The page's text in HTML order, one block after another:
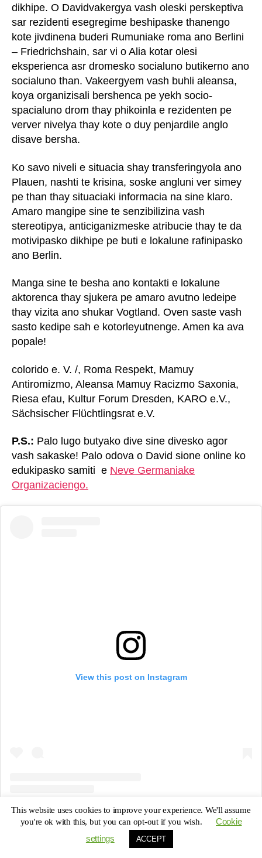
dikhipe. O Davidvakergya vash oleski perskeptiva
sar rezidenti esegregime beshipaske thanengo
kote jivdinena buderi Rumuniake roma ano Berlini
– Friedrichshain, sar vi o Alia kotar olesi
eksperienca asr dromesko socialuno butikerno ano
socialuno than. Vakeergyem vash buhli aleansa,
koya organizisali bershenca pe yekh socio-
spacialuno drom thay phikoinla e rezidenten pe
verver nivelya thay kote o duy penjardile anglo
disave bersha.
Ko savo niveli e situacia shay transferingyola ano
Plauen, nashti te krisina, soske angluni ver simey
pe than thay situaciaki informacia na sine klaro.
Amaro mangipe sine te senzibilizina vash
stereotipya, anticiganizmeske atribucie thay te da
motivipasko dikhipe pe buti e lokalune rafinipasko
ano Berlin.
Manga sine te besha ano kontakti e lokalune
aktorenca thay sjukera pe amaro avutno ledeipe
thay vizita ano shukar Vogtland. Oven saste vash
sasto kedipe sah e kotorleyutnenge. Amen ka ava
popale!
colorido e. V. /, Roma Respekt, Mamuy
Antiromizmo, Aleansa Mamuy Racizmo Saxonia,
Riesa efau, Kultur Forum Dresden, KARO e.V.,
Sächsischer Flüchtlingsrat e.V.
P.S.: Palo lugo butyako dive sine divesko agor
vash sakaske! Palo odova o David sione online ko
edukipasko samiti e Neve Germaniake
Organizaciengo.
View this post on Instagram
A post shared by Ali /RomaTrial e.V. (@doktor_ali_romatrial)
This website uses cookies to improve your experience. We'll assume
you're ok with this, but you can opt-out if you wish.
Cookie
settings
ACCEPT